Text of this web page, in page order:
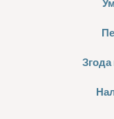
Згода